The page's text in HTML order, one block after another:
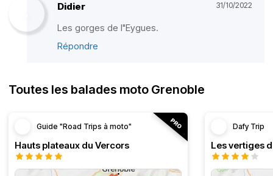
Didier 31/10/2022
Les gorges de l"Eygues.
Répondre
Toutes les balades moto Grenoble
Guide "Road Trips à moto"
Hauts plateaux du Vercors
Dafy Trip
Les vertiges